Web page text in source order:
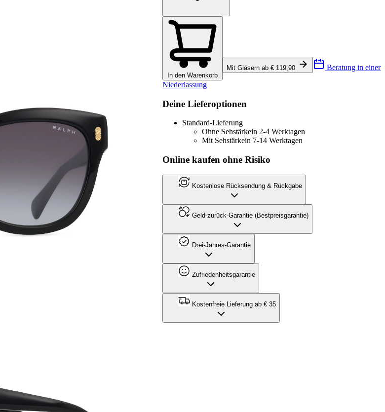
In den Warenkorb
Mit Gläsern ab € 119,90 Beratung in einer
Niederlassung
Deine Lieferoptionen
Standard-Lieferung
Ohne Sehstärkein 2-4 Werktagen
Mit Sehstärkein 7-14 Werktagen
Online kaufen ohne Risiko
Kostenlose Rücksendung & Rückgabe
Geld-zurück-Garantie (Bestpreisgarantie)
Drei-Jahres-Garantie
Zufriedenheitsgarantie
Kostenfreie Lieferung ab € 35